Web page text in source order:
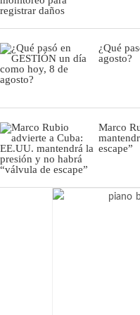
¿Qué
agosto?
Marco
escape”